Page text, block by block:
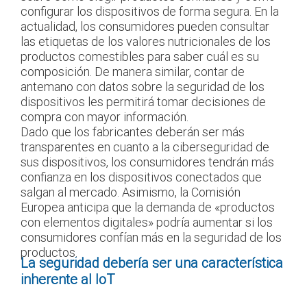
configurar los dispositivos de forma segura. En la
actualidad, los consumidores pueden consultar
las etiquetas de los valores nutricionales de los
productos comestibles para saber cuál es su
composición. De manera similar, contar de
antemano con datos sobre la seguridad de los
dispositivos les permitirá tomar decisiones de
compra con mayor información.
Dado que los fabricantes deberán ser más
transparentes en cuanto a la ciberseguridad de
sus dispositivos, los consumidores tendrán más
confianza en los dispositivos conectados que
salgan al mercado. Asimismo, la Comisión
Europea anticipa que la demanda de «productos
con elementos digitales» podría aumentar si los
consumidores confían más en la seguridad de los
productos.
La seguridad debería ser una característica
inherente al IoT